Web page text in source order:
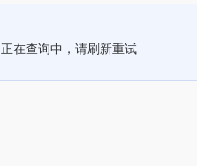
正在查询中，请刷新重试